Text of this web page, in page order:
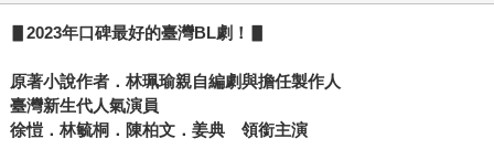
▋2023年口碑最好的臺灣BL劇！▋
原著小說作者．林珮瑜親自編劇與擔任製作人
臺灣新生代人氣演員
徐愷．林毓桐．陳柏文．姜典 領銜主演